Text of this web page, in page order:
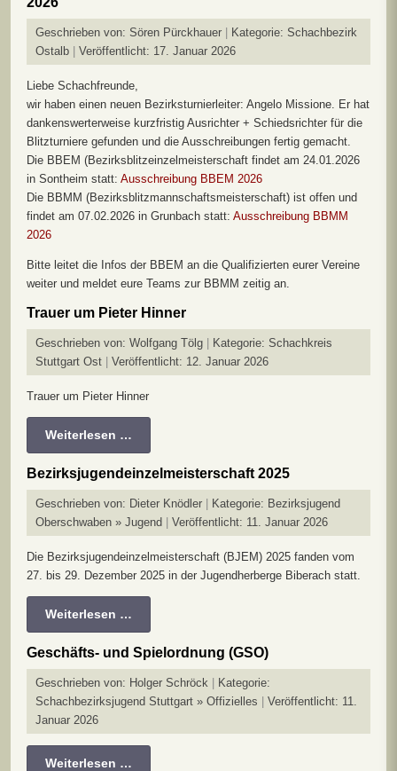
Geschrieben von: Sören Pürckhauer Kategorie: Schachbezirk
Ostalb
Veröffentlicht: 17. Januar 2026
Liebe Schachfreunde,
wir haben einen neuen Bezirksturnierleiter: Angelo Missione. Er hat
dankenswerterweise kurzfristig Ausrichter + Schiedsrichter für die
Blitzturniere gefunden und die Ausschreibungen fertig gemacht.
Die BBEM (Bezirksblitzeinzelmeisterschaft findet am 24.01.2026
in Sontheim statt: Ausschreibung BBEM 2026
Die BBMM (Bezirksblitzmannschaftsmeisterschaft) ist offen und
findet am 07.02.2026 in Grunbach statt: Ausschreibung BBMM
2026
Bitte leitet die Infos der BBEM an die Qualifizierten eurer Vereine
weiter und meldet eure Teams zur BBMM zeitig an.
Trauer um Pieter Hinner
Geschrieben von: Wolfgang Tölg Kategorie: Schachkreis
Stuttgart Ost
Veröffentlicht: 12. Januar 2026
Trauer um Pieter Hinner
Weiterlesen …
Bezirksjugendeinzelmeisterschaft 2025
Geschrieben von: Dieter Knödler Kategorie: Bezirksjugend
Oberschwaben » Jugend
Veröffentlicht: 11. Januar 2026
Die Bezirksjugendeinzelmeisterschaft (BJEM) 2025 fanden vom
27. bis 29. Dezember 2025 in der Jugendherberge Biberach statt.
Weiterlesen …
Geschäfts- und Spielordnung (GSO)
Geschrieben von: Holger Schröck
Kategorie:
Schachbezirksjugend Stuttgart » Offizielles
Veröffentlicht: 11.
Januar 2026
Weiterlesen …